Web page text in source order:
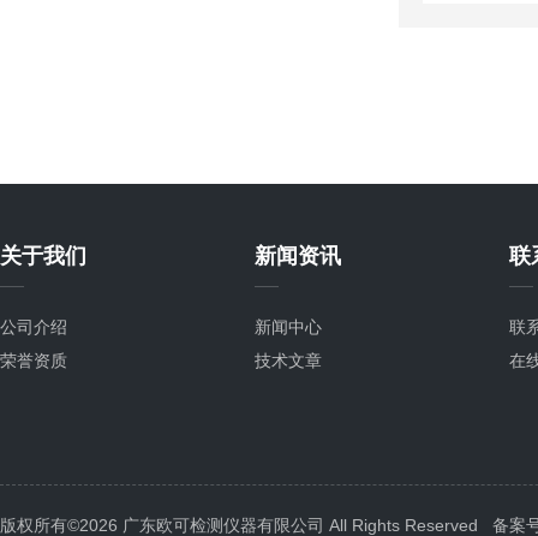
关于我们
公司介绍
荣誉资质
新闻资讯
新闻中心
技术文章
联
联
在
版权所有©2026 广东欧可检测仪器有限公司 All Rights Reserved 备案